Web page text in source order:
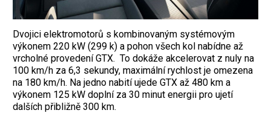
Dvojici elektromotorů s kombinovaným systémovým
výkonem 220 kW (299 k) a pohon všech kol nabídne až
vrcholné provedení GTX. To dokáže akcelerovat z nuly na
100 km/h za 6,3 sekundy, maximální rychlost je omezena
na 180 km/h. Na jedno nabití ujede GTX až 480 km a
výkonem 125 kW doplní za 30 minut energii pro ujetí
dalších přibližně 300 km.